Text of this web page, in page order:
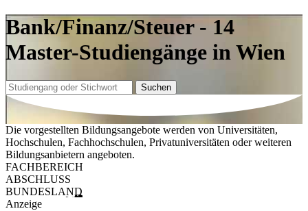
Bank/Finanz/Steuer - 14
Master-Studiengänge in Wien
Suchen
Die vorgestellten Bildungsangebote werden von Universitäten,
Hochschulen, Fachhochschulen, Privatuniversitäten oder weiteren
Bildungsanbietern angeboten.
FACHBEREICH
ABSCHLUSS
BUNDESLAND
Anzeige